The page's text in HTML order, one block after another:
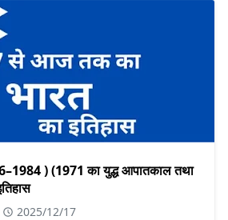
) (1971 का युद्ध आपातकाल तथा
2025/12/17